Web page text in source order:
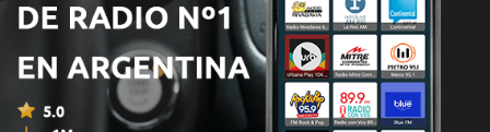
EL AMOR QUE VALE on
Oneplace.com